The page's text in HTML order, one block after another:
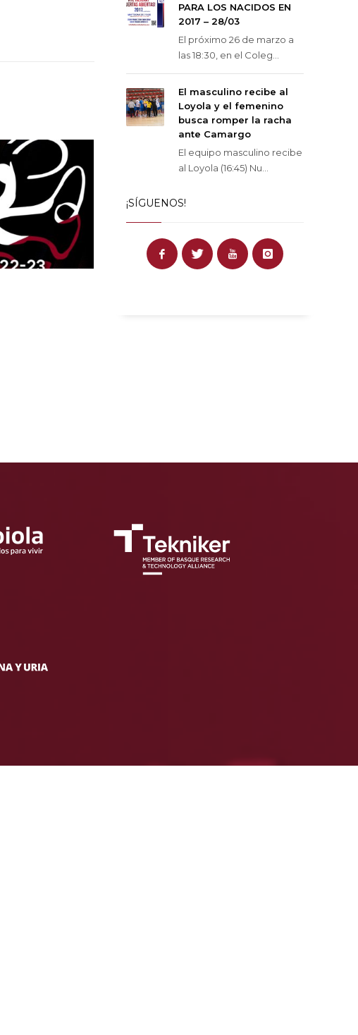
PARA LOS NACIDOS EN
2017 – 28/03
El próximo 26 de marzo a
las 18:30, en el Coleg...
El masculino recibe al
Loyola y el femenino
busca romper la racha
ante Camargo
El equipo masculino recibe
al Loyola (16:45) Nu...
¡SÍGUENOS!